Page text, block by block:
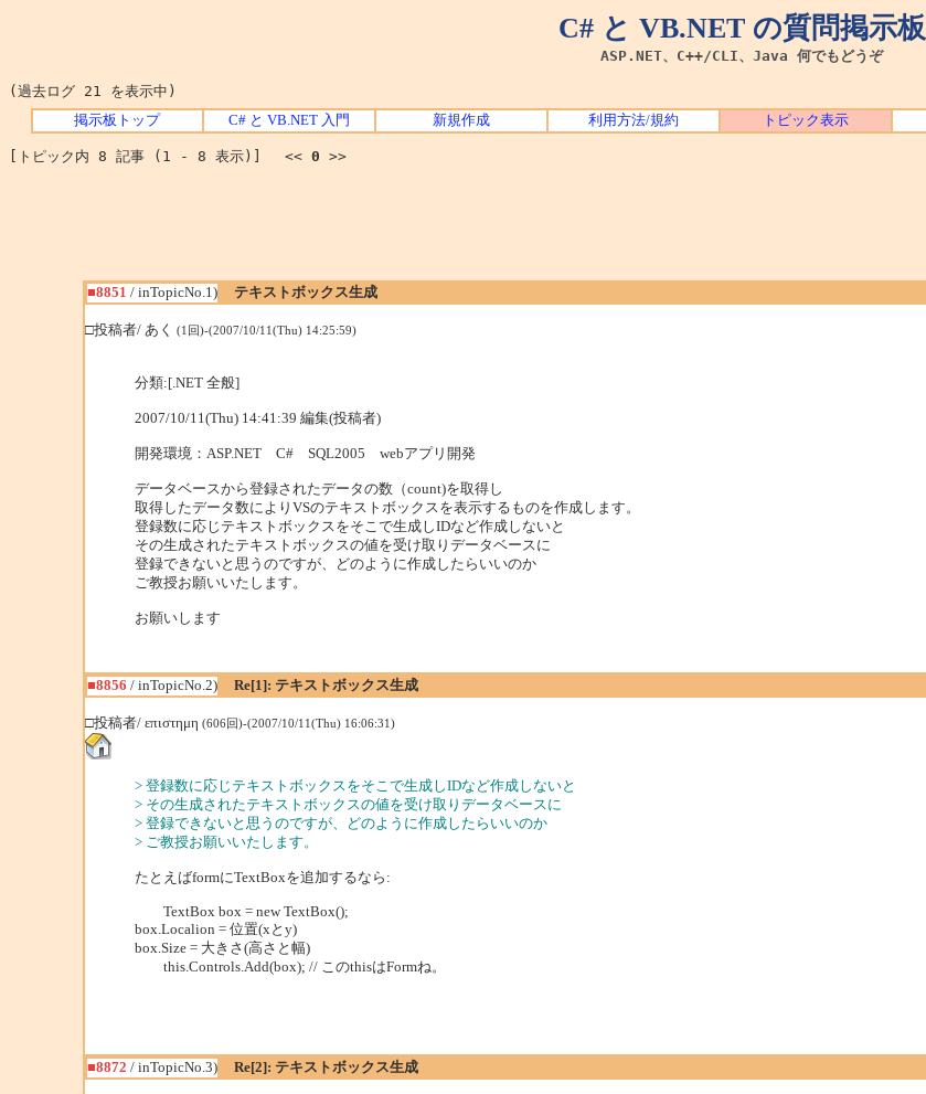
C# と VB.NET の質問掲示板
ASP.NET、C++/CLI、Java 何でもどうぞ
(過去ログ 21 を表示中)
掲示板トップ C# と VB.NET 入門 新規作成 利用方法/規約 トピック表示
[トピック内 8 記事 (1 - 8 表示)] << 0 >>
■8851 / inTopicNo.1)
テキストボックス生成
□投稿者/ あく
(1回)-(2007/10/11(Thu) 14:25:59)
分類:[.NET 全般]
2007/10/11(Thu) 14:41:39 編集(投稿者)
開発環境：ASP.NET C# SQL2005 webアプリ開発
データベースから登録されたデータの数（count)を取得し
取得したデータ数によりVSのテキストボックスを表示するものを作成します。
登録数に応じテキストボックスをそこで生成しIDなど作成しないと
その生成されたテキストボックスの値を受け取りデータベースに
登録できないと思うのですが、どのように作成したらいいのか
ご教授お願いいたします。
お願いします
■8856 / inTopicNo.2)
Re[1]: テキストボックス生成
□投稿者/ επιστημη (606回)-(2007/10/11(Thu) 16:06:31)
> 登録数に応じテキストボックスをそこで生成しIDなど作成しないと
> その生成されたテキストボックスの値を受け取りデータベースに
> 登録できないと思うのですが、どのように作成したらいいのか
> ご教授お願いいたします。
たとえばformにTextBoxを追加するなら:
TextBox box = new TextBox();
box.Localion = 位置(xとy)
box.Size = 大きさ(高さと幅)
this.Controls.Add(box); // このthisはFormね。
■8872 / inTopicNo.3)
Re[2]: テキストボックス生成